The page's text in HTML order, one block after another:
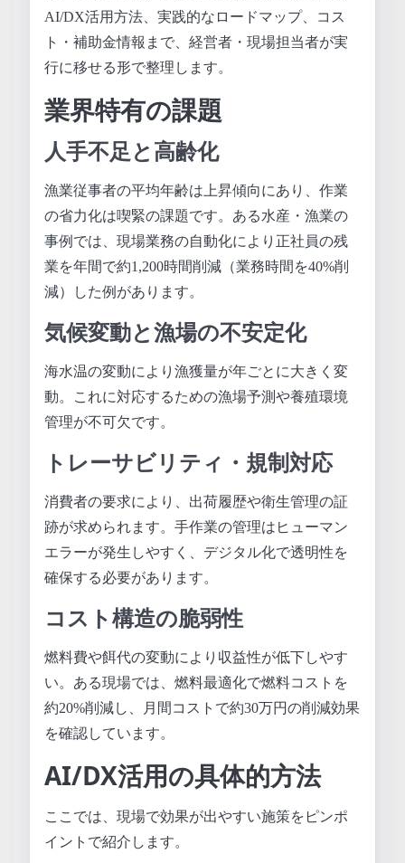
AI/DX活用方法、実践的なロードマップ、コス
ト・補助金情報まで、経営者・現場担当者が実
行に移せる形で整理します。
業界特有の課題
人手不足と高齢化
漁業従事者の平均年齢は上昇傾向にあり、作業
の省力化は喫緊の課題です。ある水産・漁業の
事例では、現場業務の自動化により正社員の残
業を年間で約1,200時間削減（業務時間を40%削
減）した例があります。
気候変動と漁場の不安定化
海水温の変動により漁獲量が年ごとに大きく変
動。これに対応するための漁場予測や養殖環境
管理が不可欠です。
トレーサビリティ・規制対応
消費者の要求により、出荷履歴や衛生管理の証
跡が求められます。手作業の管理はヒューマン
エラーが発生しやすく、デジタル化で透明性を
確保する必要があります。
コスト構造の脆弱性
燃料費や餌代の変動により収益性が低下しやす
い。ある現場では、燃料最適化で燃料コストを
約20%削減し、月間コストで約30万円の削減効果
を確認しています。
AI/DX活用の具体的方法
ここでは、現場で効果が出やすい施策をピンポ
イントで紹介します。